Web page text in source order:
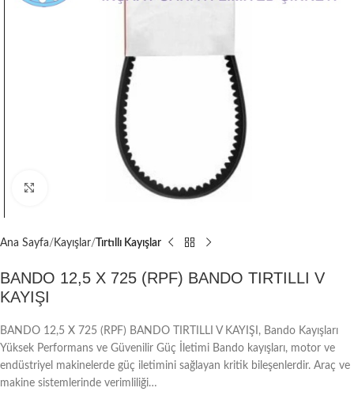
Büyütmek için tıklayın
Ana Sayfa Kayışlar Tırtıllı Kayışlar
BANDO 12,5 X 725 (RPF) BANDO TIRTILLI V
KAYIŞI
BANDO 12,5 X 725 (RPF) BANDO TIRTILLI V KAYIŞI, Bando Kayışları
Yüksek Performans ve Güvenilir Güç İletimi Bando kayışları, motor ve
endüstriyel makinelerde güç iletimini sağlayan kritik bileşenlerdir. Araç ve
makine sistemlerinde verimliliği…